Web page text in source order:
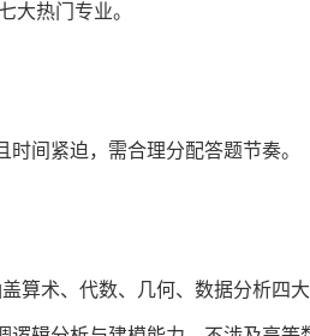
大热门专业。
间紧迫，需合理分配答题节奏。
算术、代数、几何、数据分析四